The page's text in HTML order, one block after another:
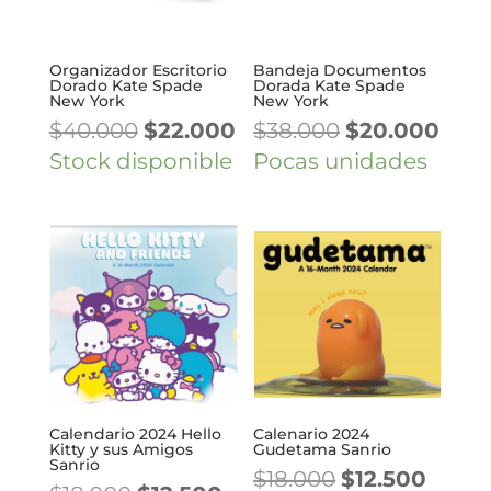
Organizador Escritorio
Dorado Kate Spade
New York
$40.000 El
precio
$40.000.
$22.000El
precio
$22.000.
Stock disponible
Bandeja Documentos
Dorada Kate Spade
New York
$38.000 El
precio
$38.000.
$20.000
Pocas unidades
Calendario 2024 Hello
Kitty y sus Amigos
Sanrio
Calenario 2024
Gudetama Sanrio
$18.000 El
$12.500